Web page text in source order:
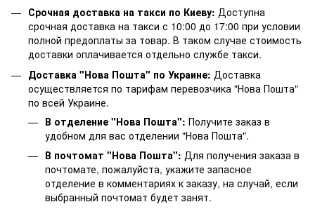
Срочная доставка на такси по Киеву: Доступна
срочная доставка на такси с 10:00 до 17:00 при условии
полной предоплаты за товар. В таком случае стоимость
доставки оплачивается отдельно службе такси.
Доставка "Нова Пошта" по Украине: Доставка
осуществляется по тарифам перевозчика "Нова Пошта"
по всей Украине.
В отделение "Нова Пошта": Получите заказ в
удобном для вас отделении "Нова Пошта".
В почтомат "Нова Пошта": Для получения заказа в
почтомате, пожалуйста, укажите запасное
отделение в комментариях к заказу, на случай, если
выбранный почтомат будет занят.